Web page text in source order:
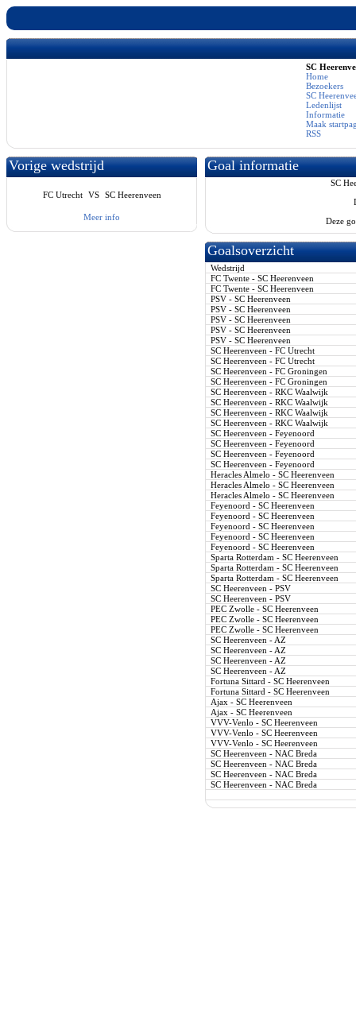
SC
Home
Bezoekers
SC
Ledenlijst
Informatie
Maak
RSS
Vorige wedstrijd
FC Utrecht VS SC Heerenveen
Meer info
Goal informatie
SC
Deze
Goalsoverzicht
Wedstrijd
FC Twente - SC Heerenveen
FC Twente - SC Heerenveen
PSV - SC Heerenveen
PSV - SC Heerenveen
PSV - SC Heerenveen
PSV - SC Heerenveen
PSV - SC Heerenveen
SC Heerenveen - FC Utrecht
SC Heerenveen - FC Utrecht
SC Heerenveen - FC Groningen
SC Heerenveen - FC Groningen
SC Heerenveen - RKC Waalwijk
SC Heerenveen - RKC Waalwijk
SC Heerenveen - RKC Waalwijk
SC Heerenveen - RKC Waalwijk
SC Heerenveen - Feyenoord
SC Heerenveen - Feyenoord
SC Heerenveen - Feyenoord
SC Heerenveen - Feyenoord
Heracles Almelo - SC Heerenveen
Heracles Almelo - SC Heerenveen
Heracles Almelo - SC Heerenveen
Feyenoord - SC Heerenveen
Feyenoord - SC Heerenveen
Feyenoord - SC Heerenveen
Feyenoord - SC Heerenveen
Feyenoord - SC Heerenveen
Sparta Rotterdam - SC Heerenveen
Sparta Rotterdam - SC Heerenveen
Sparta Rotterdam - SC Heerenveen
SC Heerenveen - PSV
SC Heerenveen - PSV
PEC Zwolle - SC Heerenveen
PEC Zwolle - SC Heerenveen
PEC Zwolle - SC Heerenveen
SC Heerenveen - AZ
SC Heerenveen - AZ
SC Heerenveen - AZ
SC Heerenveen - AZ
Fortuna Sittard - SC Heerenveen
Fortuna Sittard - SC Heerenveen
Ajax - SC Heerenveen
Ajax - SC Heerenveen
VVV-Venlo - SC Heerenveen
VVV-Venlo - SC Heerenveen
VVV-Venlo - SC Heerenveen
SC Heerenveen - NAC Breda
SC Heerenveen - NAC Breda
SC Heerenveen - NAC Breda
SC Heerenveen - NAC Breda